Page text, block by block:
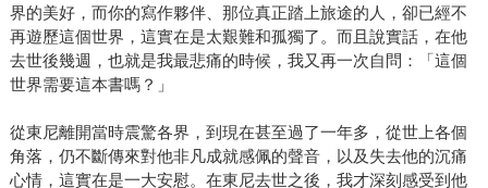
界的美好，而你的寫作夥伴、那位真正踏上旅途的人，卻已經不
再遊歷這個世界，這實在是太艱難和孤獨了。而且說實話，在他
去世後幾週，也就是我最悲痛的時候，我又再一次自問：「這個
世界需要這本書嗎？」
從東尼離開當時震驚各界，到現在甚至過了一年多，從世上各個
角落，仍不斷傳來對他非凡成就感佩的聲音，以及失去他的沉痛
心情，這實在是一大安慰。在東尼去世之後，我才深刻感受到他